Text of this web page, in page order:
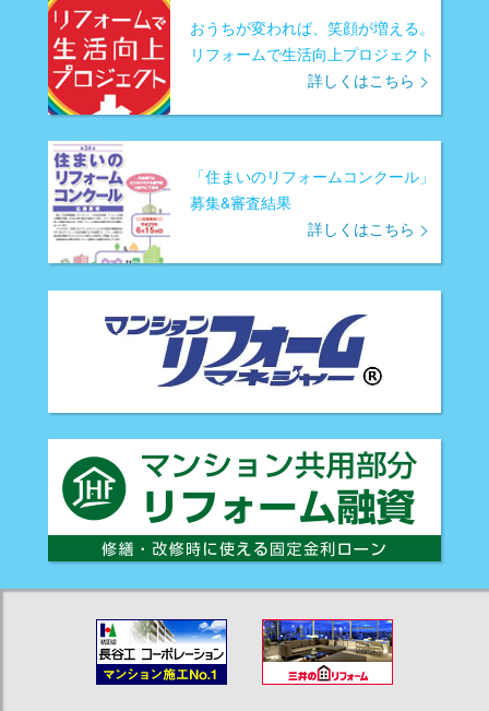
おうちが変われば、笑顔が増える。
リフォームで生活向上プロジェクト
詳しくはこちら
「住まいのリフォームコンクール」
募集&審査結果
詳しくはこちら